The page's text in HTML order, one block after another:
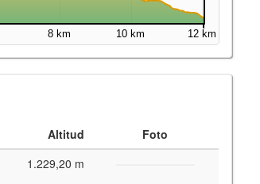
8 km 10 km 12 km
Altitud
Foto
1.229,20 m